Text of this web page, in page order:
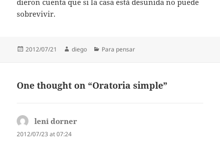
dieron cuenta que si la casa está desunida no puede
sobrevivir.
Posted
2012/07/21 Author
diego Categories
Para pensar
One thought on “Oratoria simple”
leni dorner
2012/07/23 at 07:24